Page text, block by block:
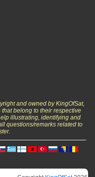
and owned by KingOfSat,
belong to their respective
illustrating, identifying and
questions/remarks related to